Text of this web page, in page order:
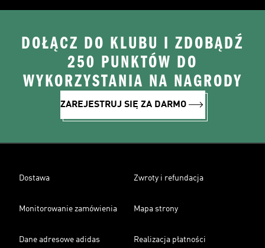
DOŁĄCZ DO KLUBU I ZDOBĄDŹ
250 PUNKTÓW DO
WYKORZYSTANIA NA NAGRODY
ZAREJESTRUJ SIĘ ZA DARMO
Dostawa Zwroty i refundacja
Monitorowanie zamówienia Mapa strony
Dane adresowe adidas Realizacja płatności